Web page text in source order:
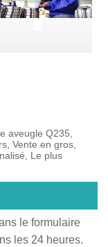
aveugle Q235,
Vente en gros,
Le plus
le formulaire
les 24 heures.